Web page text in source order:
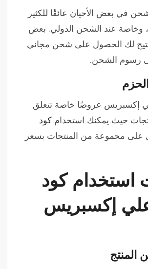
في بعض الأحيان عائقًا للكثير
وخاصة عند الشحن الدولي. بعض
لك الحصول على شحن مجاني
رسوم الشحن.
إكسبريس عروضًا خاصة تتعلق
حيث يمكنك استخدام كود
مجموعة من المنتجات بسعر
كود
إكسبريس
المنتج